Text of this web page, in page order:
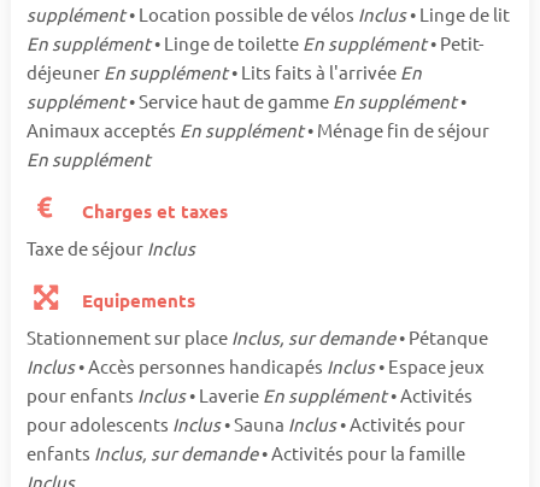
supplément• Location possible de vélos Inclus• Linge de lit
En supplément• Linge de toilette En supplément• Petit-
déjeuner En supplément• Lits faits à l'arrivée En
supplément• Service haut de gamme En supplément•
Animaux acceptés En supplément• Ménage fin de séjour
En supplément
Charges et taxes
Taxe de séjour Inclus
Equipements
Stationnement sur place Inclus, sur demande• Pétanque
Inclus• Accès personnes handicapés Inclus• Espace jeux
pour enfants Inclus• Laverie En supplément• Activités
pour adolescents Inclus• Sauna Inclus• Activités pour
enfants Inclus, sur demande• Activités pour la famille
Inclus